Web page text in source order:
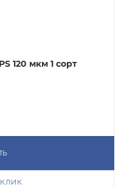
120 мкм 1 сорт
КЛИК